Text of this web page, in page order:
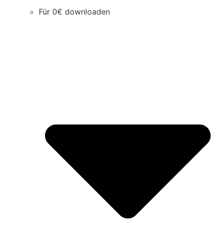
Für 0€ downloaden